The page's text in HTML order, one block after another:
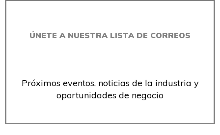
ÚNETE A NUESTRA LISTA DE CORREOS
Próximos eventos, noticias de la industria y
oportunidades de negocio